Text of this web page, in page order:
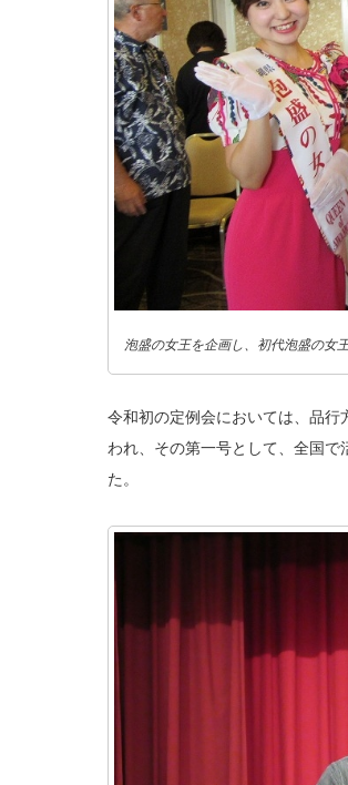
泡盛の女王を企画し、初代泡盛の女
令和初の定例会においては、品
われ、その第一号として、全国
た。